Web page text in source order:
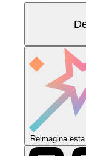
Reimagina